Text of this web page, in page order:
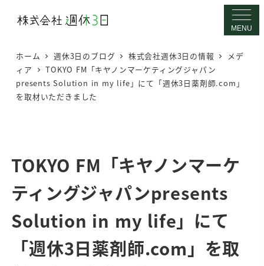
移
MENU
ホーム 週休3日のブログ 株式会社週休3日の情報
メデ
ィア
TOKYO FM「キヤノンマーケティングジャパン
presents Solution in my life」にて「週休3日薬剤師.com」
を取材いただきました
TOKYO FM「キヤノンマーケ
ティングジャパンpresents
Solution in my life」にて
「週休3日薬剤師.com」を取